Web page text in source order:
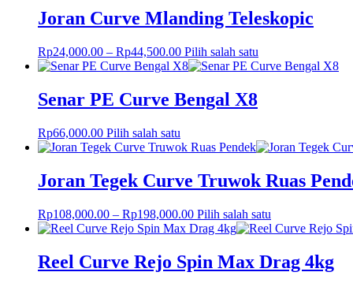
Joran Curve Mlanding Teleskopic
Rp24,000.00 – Rp44,500.00 Pilih salah satu
Senar PE Curve Bengal X8
Rp66,000.00 Pilih salah satu
Joran Tegek Curve Truwok Ruas
Rp108,000.00 – Rp198,000.00 Pilih salah satu
Reel Curve Rejo Spin Max Drag 4kg